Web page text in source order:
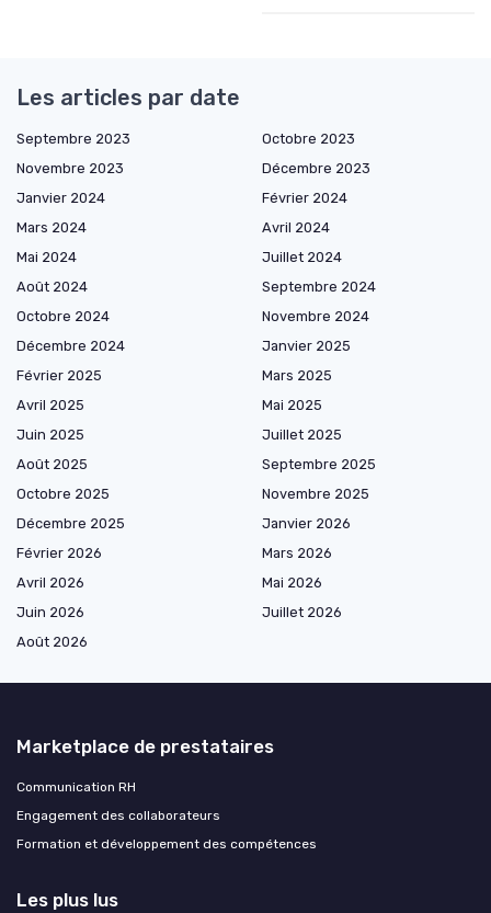
Les articles par date
Septembre 2023
Octobre 2023
Novembre 2023
Décembre 2023
Janvier 2024
Février 2024
Mars 2024
Avril 2024
Mai 2024
Juillet 2024
Août 2024
Septembre 2024
Octobre 2024
Novembre 2024
Décembre 2024
Janvier 2025
Février 2025
Mars 2025
Avril 2025
Mai 2025
Juin 2025
Juillet 2025
Août 2025
Septembre 2025
Octobre 2025
Novembre 2025
Décembre 2025
Janvier 2026
Février 2026
Mars 2026
Avril 2026
Mai 2026
Juin 2026
Juillet 2026
Août 2026
Marketplace de prestataires
Communication RH
Engagement des collaborateurs
Formation et développement des compétences
Les plus lus